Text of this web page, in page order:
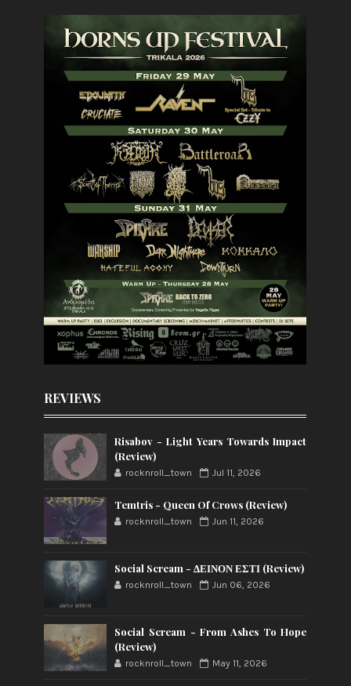
REVIEWS
Risabov - Light Years Towards Impact
(Review)
rocknroll_town Jul 11, 2026
Temtris - Queen Of Crows (Review)
rocknroll_town Jun 11, 2026
Social Scream - ΔΕΙΝΟΝ ΕΣΤΙ (Review)
rocknroll_town Jun 06, 2026
Social Scream - From Ashes To Hope
(Review)
rocknroll_town May 11, 2026